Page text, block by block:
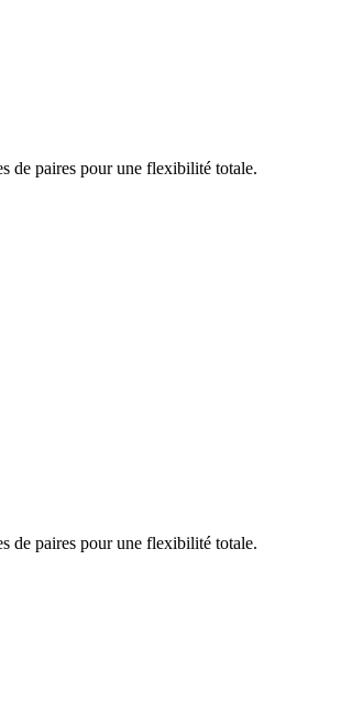
de paires pour une flexibilité totale.
de paires pour une flexibilité totale.